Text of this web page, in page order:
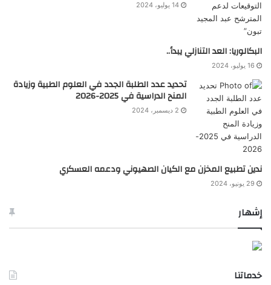
14 يوليو، 2024
البكالوريا: العد التنازلي يبدأ..
16 يوليو، 2024
تحديد عدد الطلبة الجدد في العلوم الطبية وزيادة
المنح الدراسية في 2025-2026
2 ديسمبر، 2024
ندين تطبيع المخزن مع الكيان الصهيوني ودعمه العسكري
29 يونيو، 2024
إشهار
خدماتنا